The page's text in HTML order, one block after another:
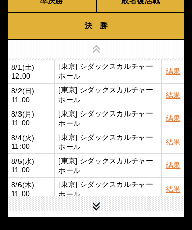
決 勝
上へ
8/1(土)
12:00
[東京] シダックスカルチャー
ホール
結果
8/2(日)
11:00
[東京] シダックスカルチャー
ホール
結果
8/3(月)
11:00
[東京] シダックスカルチャー
ホール
結果
8/4(火)
11:00
[東京] シダックスカルチャー
ホール
結果
8/5(水)
11:00
[東京] シダックスカルチャー
ホール
結果
8/6(木)
11:00
[東京] シダックスカルチャー
ホール
結果
8/7(金)
11:00
[東京] シダックスカルチャー
ホール
結果
下へ